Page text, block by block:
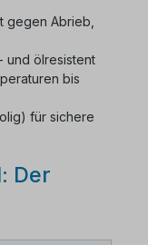
gegen Abrieb,
und ölresistent
bis
für sichere
Der